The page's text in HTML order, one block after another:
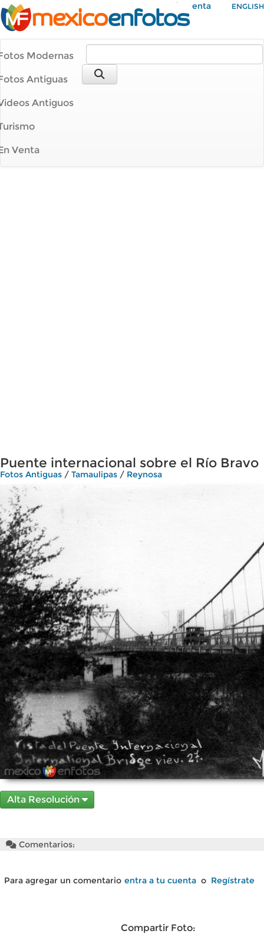
Mi Cuenta ENGLISH
Modernas
Antiguas
Antiguos
Venta
Puente internacional sobre el Río Bravo
Fotos Antiguas / Tamaulipas / Reynosa
Alta Resolución
Comentarios:
Para agregar un comentario entra a tu cuenta o Regístrate
Compartir Foto: